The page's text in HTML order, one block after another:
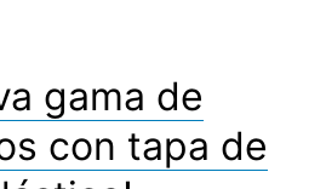
gama de
con tapa de